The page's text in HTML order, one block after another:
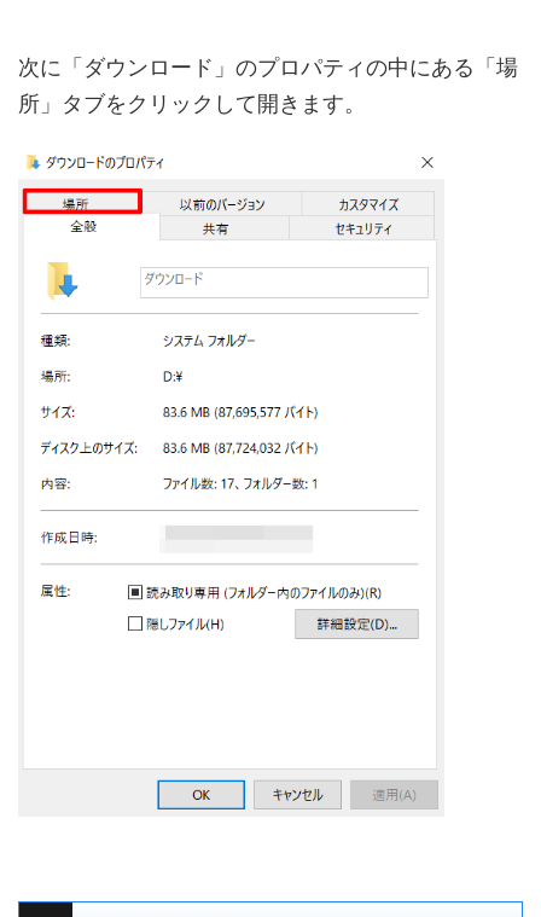
次に「ダウンロード」のプロパティの中にある「場
所」タブをクリックして開きます。